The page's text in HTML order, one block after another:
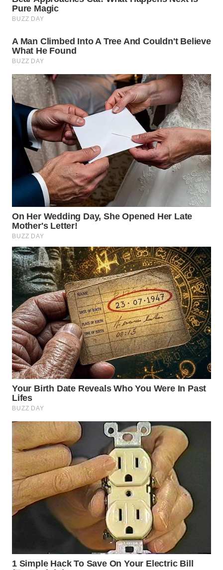
WN
LABUHANBATU
WN
TAPANULI
TENGAH
WN DELI
SERDANG
WN
TEBING
TINGGI
WN
PAKPAK
WN
KARAWANG
WN
BEKASI
WN
BOGOR
WN
DEPOK
WN
TAPANULI
UTARA
WN
WN
PADANG
LAWAS
WN
SUMEDANG
WN